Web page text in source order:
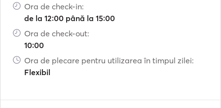
Ora de check-in:
de la 12:00 până la 15:00
Ora de check-out:
10:00
Ora de plecare pentru utilizarea în timpul zilei:
Flexibil